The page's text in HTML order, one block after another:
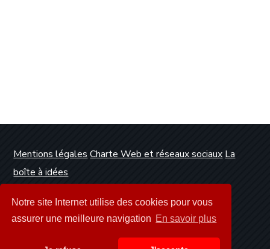
Notre site Internet utilise des cookies pour vous
assurer une meilleure navigation En savoir plus
Mentions légales Charte Web et réseaux sociaux La
boîte à idées
Dunkerque